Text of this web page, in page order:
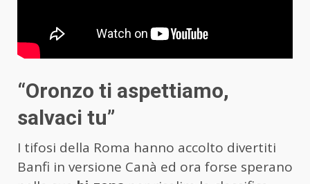
“Oronzo ti aspettiamo,
salvaci tu”
I tifosi della Roma hanno accolto divertiti
Banfi in versione Canà ed ora forse sperano